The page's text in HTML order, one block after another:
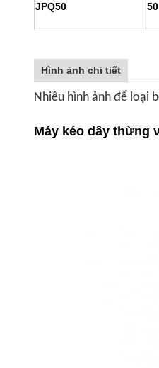
JPQ50 50
Hình ảnh chi tiết
Nhiều hình ảnh để loại
Máy kéo dây thừng